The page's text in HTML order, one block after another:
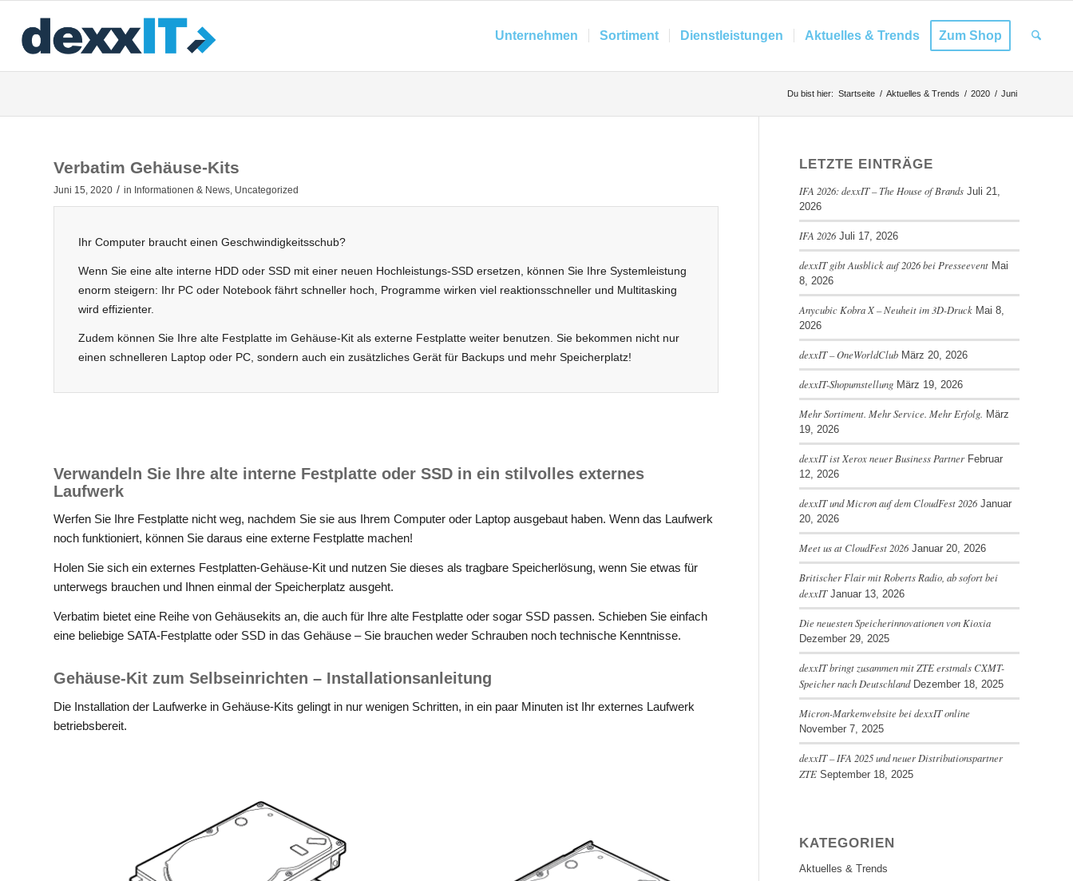
Unternehmen Sortiment Dienstleistungen Aktuelles & Trends Zum Shop
Du bist hier: Startseite / Aktuelles & Trends / 2020 / Juni
Verbatim Gehäuse-Kits
Juni 15, 2020 / in Informationen & News, Uncategorized
Ihr Computer braucht einen Geschwindigkeitsschub?
Wenn Sie eine alte interne HDD oder SSD mit einer neuen Hochleistungs-SSD ersetzen, können Sie Ihre Systemleistung
enorm steigern: Ihr PC oder Notebook fährt schneller hoch, Programme wirken viel reaktionsschneller und Multitasking
wird effizienter.
Zudem können Sie Ihre alte Festplatte im Gehäuse-Kit als externe Festplatte weiter benutzen. Sie bekommen nicht nur
einen schnelleren Laptop oder PC, sondern auch ein zusätzliches Gerät für Backups und mehr Speicherplatz!
Verwandeln Sie Ihre alte interne Festplatte oder SSD in ein stilvolles externes
Laufwerk
Werfen Sie Ihre Festplatte nicht weg, nachdem Sie sie aus Ihrem Computer oder Laptop ausgebaut haben. Wenn das Laufwerk
noch funktioniert, können Sie daraus eine externe Festplatte machen!
Holen Sie sich ein externes Festplatten-Gehäuse-Kit und nutzen Sie dieses als tragbare Speicherlösung, wenn Sie etwas für
unterwegs brauchen und Ihnen einmal der Speicherplatz ausgeht.
Verbatim bietet eine Reihe von Gehäusekits an, die auch für Ihre alte Festplatte oder sogar SSD passen. Schieben Sie einfach
eine beliebige SATA-Festplatte oder SSD in das Gehäuse – Sie brauchen weder Schrauben noch technische Kenntnisse.
Gehäuse-Kit zum Selbseinrichten – Installationsanleitung
Die Installation der Laufwerke in Gehäuse-Kits gelingt in nur wenigen Schritten, in ein paar Minuten ist Ihr externes Laufwerk
betriebsbereit.
LETZTE EINTRÄGE
IFA 2026: dexxIT – The House of Brands Juli 21,
2026
IFA 2026 Juli 17, 2026
dexxIT gibt Ausblick auf 2026 bei Presseevent Mai
8, 2026
Anycubic Kobra X – Neuheit im 3D-Druck Mai 8,
2026
dexxIT – OneWorldClub März 20, 2026
dexxIT-Shopumstellung März 19, 2026
Mehr Sortiment. Mehr Service. Mehr Erfolg. März
19, 2026
dexxIT ist Xerox neuer Business Partner Februar
12, 2026
dexxIT und Micron auf dem CloudFest 2026 Januar
20, 2026
Meet us at CloudFest 2026 Januar 20, 2026
Britischer Flair mit Roberts Radio, ab sofort bei
dexxIT Januar 13, 2026
Die neuesten Speicherinnovationen von Kioxia
Dezember 29, 2025
dexxIT bringt zusammen mit ZTE erstmals CXMT-
Speicher nach Deutschland Dezember 18, 2025
Micron-Markenwebsite bei dexxIT online
November 7, 2025
dexxIT – IFA 2025 und neuer Distributionspartner
ZTE September 18, 2025
KATEGORIEN
Aktuelles & Trends